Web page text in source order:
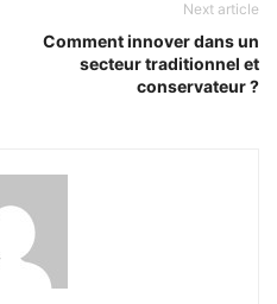
Next article
Comment innover dans un
secteur traditionnel et
conservateur ?